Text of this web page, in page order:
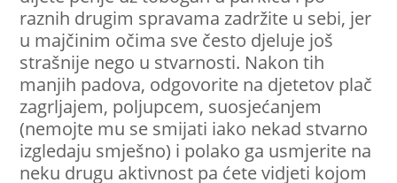
raznih drugim spravama zadržite u sebi, jer
u majčinim očima sve često djeluje još
strašnije nego u stvarnosti. Nakon tih
manjih padova, odgovorite na djetetov plač
zagrljajem, poljupcem, suosjećanjem
(nemojte mu se smijati iako nekad stvarno
izgledaju smješno) i polako ga usmjerite na
neku drugu aktivnost pa ćete vidjeti kojom